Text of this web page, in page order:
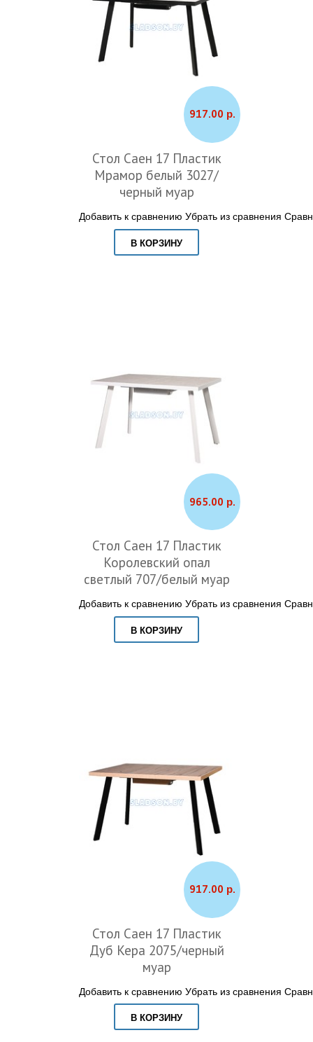
917.00 р.
Стол Саен 17 Пластик
Мрамор белый 3027/
черный муар
Добавить к сравнению Убрать из сравнения
В КОРЗИНУ
965.00 р.
Стол Саен 17 Пластик
Королевский опал
светлый 707/белый муар
Добавить к сравнению Убрать из сравнения
В КОРЗИНУ
917.00 р.
Стол Саен 17 Пластик
Дуб Кера 2075/черный
муар
Добавить к сравнению Убрать из сравнения
В КОРЗИНУ